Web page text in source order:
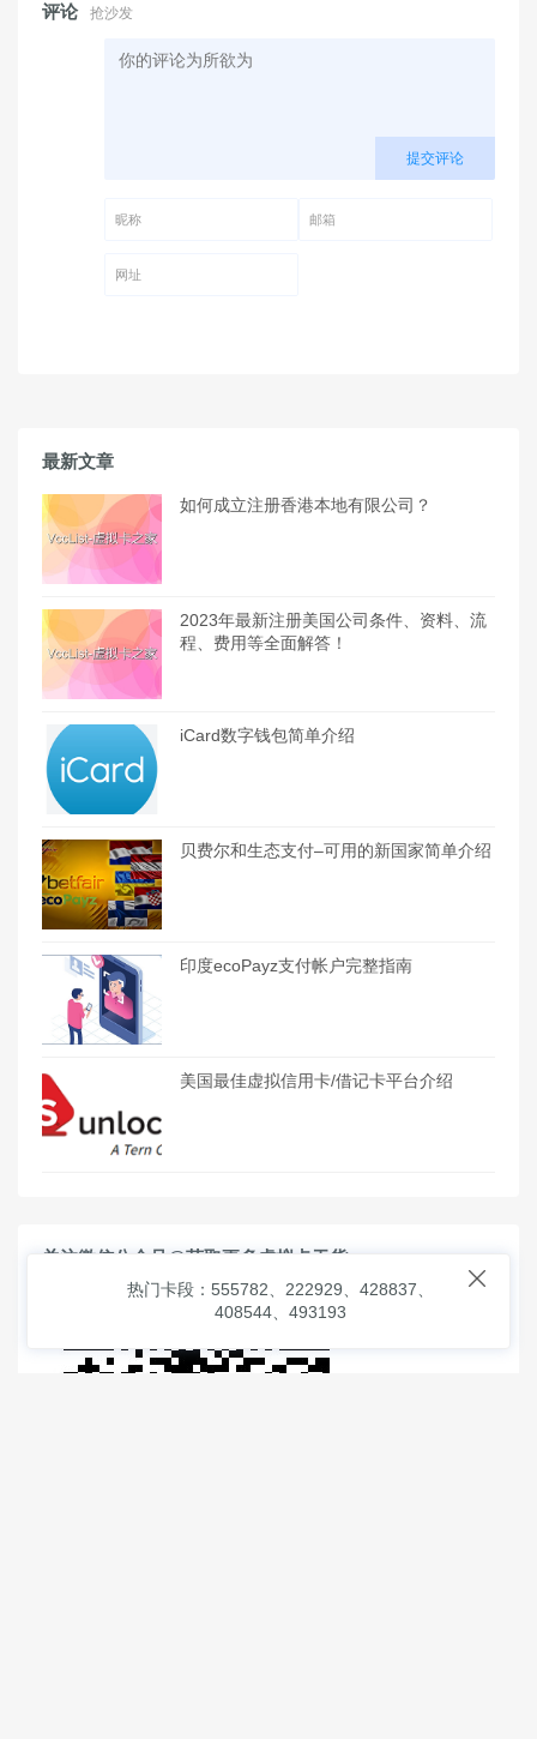
评论 抢沙发
提交评论
最新文章
如何成立注册香港本地有限公司？
2023年最新注册美国公司条件、资料、流
程、费用等全面解答！
iCard数字钱包简单介绍
贝费尔和生态支付–可用的新国家简单介绍
印度ecoPayz支付帐户完整指南
美国最佳虚拟信用卡/借记卡平台介绍
关注微信公众号@获取更多虚拟卡干货

热门卡段：555782、222929、428837、
408544、493193